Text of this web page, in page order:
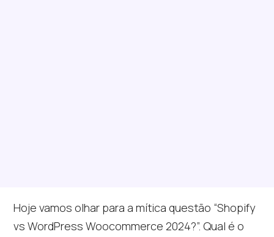
Hoje vamos olhar para a mítica questão “Shopify
vs WordPress Woocommerce 2024?”. Qual é o